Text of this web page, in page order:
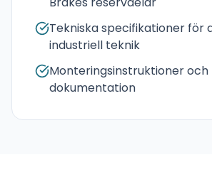
Tekniska specifikationer för
industriell teknik
Monteringsinstruktioner och
dokumentation